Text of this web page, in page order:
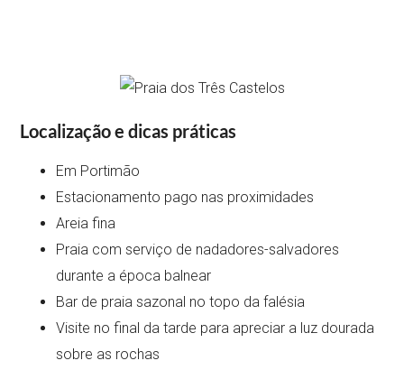
Localização e dicas práticas
Em Portimão
Estacionamento pago nas proximidades
Areia fina
Praia com serviço de nadadores-salvadores
durante a época balnear
Bar de praia sazonal no topo da falésia
Visite no final da tarde para apreciar a luz dourada
sobre as rochas